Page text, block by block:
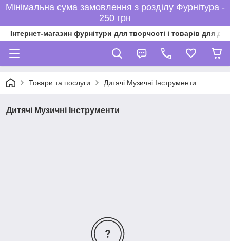
Мінімальна сума замовлення з розділу Фурнітура -
250 грн
Інтернет-магазин фурнітури для творчості і товарів для
Товари та послуги Дитячі Музичні Інструменти
Дитячі Музичні Інструменти